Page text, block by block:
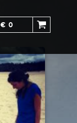
€ 0